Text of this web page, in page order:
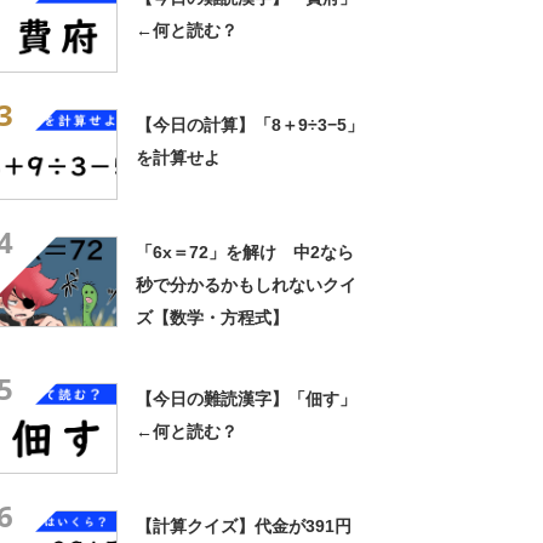
←何と読む？
【今日の計算】「8＋9÷3−5」
を計算せよ
「6x＝72」を解け 中2なら
秒で分かるかもしれないクイ
ズ【数学・方程式】
【今日の難読漢字】「佃す」
←何と読む？
【計算クイズ】代金が391円